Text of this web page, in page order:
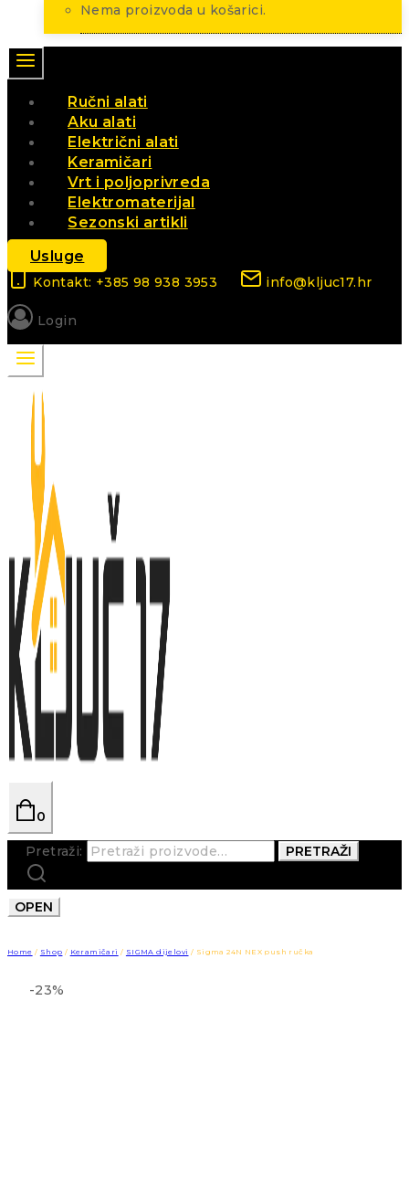
Nema proizvoda u košarici.
Ručni alati
Aku alati
Električni alati
Keramičari
Vrt i poljoprivreda
Elektromaterijal
Sezonski artikli
Usluge
Kontakt: +385 98 938 3953 info@kljuc17.hr
Login
0
Pretraži: PRETRAŽI
OPEN
Home / Shop / Keramičari / SIGMA dijelovi / Sigma 24N NEX push ručka
-23%